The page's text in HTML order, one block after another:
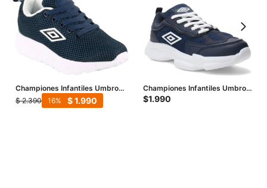
Championes Infantiles Umbro
Melbourne Junior - Azul Marino
- Azul Marino - Blanco
$ 2.390 $1.990
16
Championes Infantiles Umbro
Mixer - Azul Marino - Blanco
$1.990